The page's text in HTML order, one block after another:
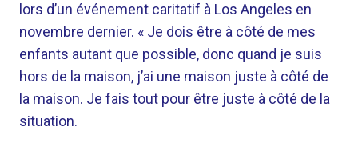
lors d’un événement caritatif à Los Angeles en
novembre dernier. « Je dois être à côté de mes
enfants autant que possible, donc quand je suis
hors de la maison, j’ai une maison juste à côté de
la maison. Je fais tout pour être juste à côté de la
situation.